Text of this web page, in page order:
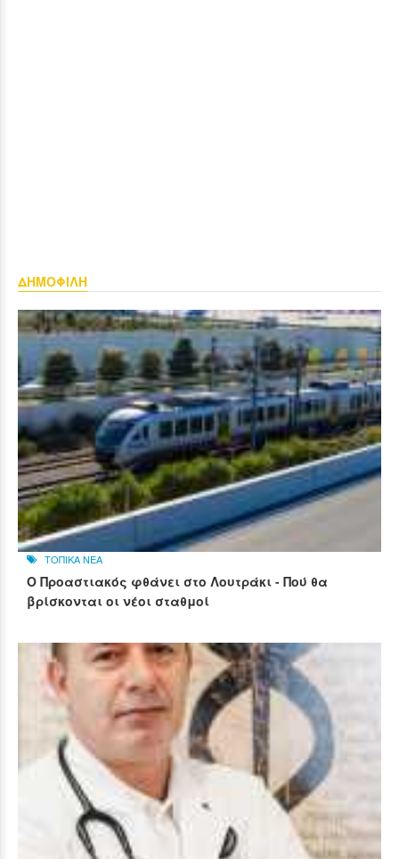
ΔΗΜΟΦΙΛΗ
ΤΟΠΙΚΑ ΝΕΑ
Ο Προαστιακός φθάνει στο Λουτράκι - Πού θα
βρίσκονται οι νέοι σταθμοί